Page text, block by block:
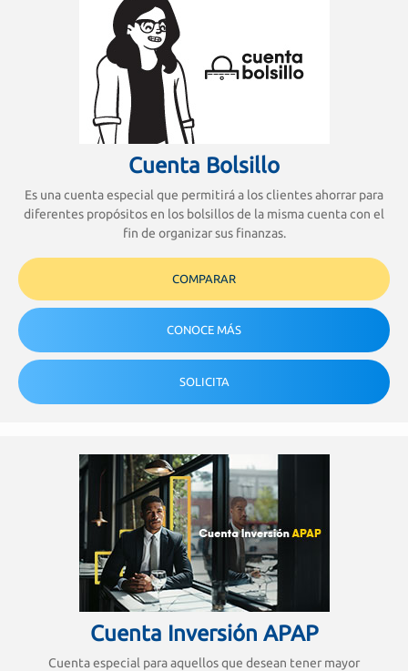
Cuenta Bolsillo
Es una cuenta especial que permitirá a los clientes ahorrar para
diferentes propósitos en los bolsillos de la misma cuenta con el
fin de organizar sus finanzas.
COMPARAR
CONOCE MÁS
SOLICITA
Cuenta Inversión APAP
Cuenta especial para aquellos que desean tener mayor